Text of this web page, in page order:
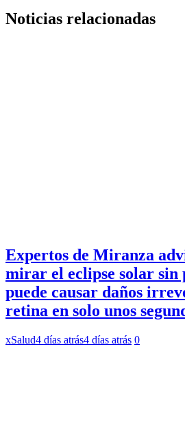
Noticias relacionadas
Expertos de Miranza
mirar el eclipse solar sin
puede causar daños
retina en solo unos
xSalud4 días atrás4 días atrás 0